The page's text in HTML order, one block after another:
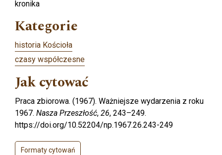
kronika
Kategorie
historia Kościoła
czasy współczesne
Jak cytować
Praca zbiorowa. (1967). Ważniejsze wydarzenia z roku
1967. Nasza Przeszłość, 26, 243–249.
https://doi.org/10.52204/np.1967.26.243-249
Formaty cytowań